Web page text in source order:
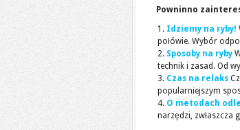
Powninno
Idziemy na ryby!
połówie. Wybór
Sposoby na ryby
technik i zasad. Od
Czas na relaks
popularniejszym
O metodach
narzędzi, zwłaszcza